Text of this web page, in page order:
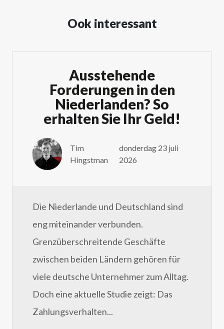
Ook interessant
Ausstehende
Forderungen in den
Niederlanden? So
erhalten Sie Ihr Geld!
Tim
Hingstman
donderdag 23 juli
2026
Die Niederlande und Deutschland sind
eng miteinander verbunden.
Grenzüberschreitende Geschäfte
zwischen beiden Ländern gehören für
viele deutsche Unternehmer zum Alltag.
Doch eine aktuelle Studie zeigt: Das
Zahlungsverhalten...